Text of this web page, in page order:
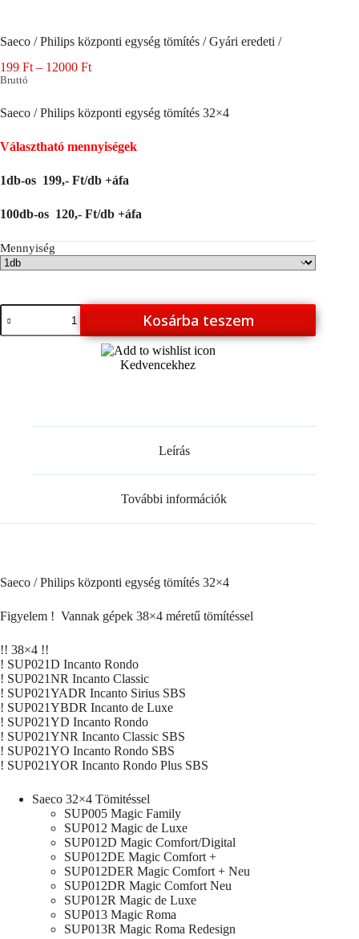
Saeco / Philips központi egység tömítés / Gyári eredeti /
199 Ft – 12000 FtÁrtartomány:
12000 Ft
Bruttó
Saeco / Philips központi egység tömítés 32×4
Választható mennyiségek
1db-os 199,- Ft/db +áfa
100db-os 120,- Ft/db +áfa
Mennyiség
Saeco
Philips
Kosárba teszem
Kedvencekhez
Leírás
További információk
Saeco / Philips központi egység tömítés 32×4
Figyelem ! Vannak gépek 38×4 méretű tömítéssel
!! 38×4 !!
! SUP021D Incanto Rondo
! SUP021NR Incanto Classic
! SUP021YADR Incanto Sirius SBS
! SUP021YBDR Incanto de Luxe
! SUP021YD Incanto Rondo
! SUP021YNR Incanto Classic SBS
! SUP021YO Incanto Rondo SBS
! SUP021YOR Incanto Rondo Plus SBS
Saeco 32×4 Tömitéssel
SUP005 Magic Family
SUP012 Magic de Luxe
SUP012D Magic Comfort/Digital
SUP012DE Magic Comfort +
SUP012DER Magic Comfort + Neu
SUP012DR Magic Comfort Neu
SUP012R Magic de Luxe
SUP013 Magic Roma
SUP013R Magic Roma Redesign